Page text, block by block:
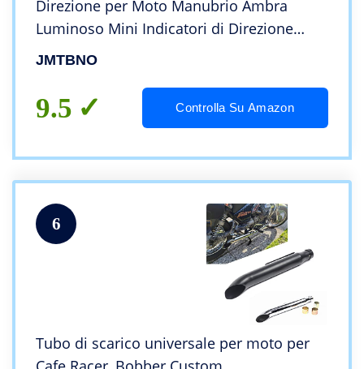
Direzione per Moto Manubrio Ambra
Luminoso Mini Indicatori di Direzione
Sequenziale Lampeggiante Luci per Cafe
JMTBNO
9.5 Controlla Su Amazon
6
Tubo di scarico universale per moto per